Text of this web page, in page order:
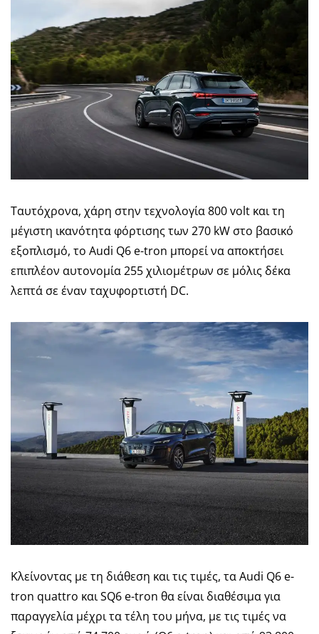
Ταυτόχρονα, χάρη στην τεχνολογία 800 volt και τη
μέγιστη ικανότητα φόρτισης των 270 kW στο βασικό
εξοπλισμό, το Audi Q6 e-tron μπορεί να αποκτήσει
επιπλέον αυτονομία 255 χιλιομέτρων σε μόλις δέκα
λεπτά σε έναν ταχυφορτιστή DC.
Κλείνοντας με τη διάθεση και τις τιμές, τα Audi Q6 e-
tron quattro και SQ6 e-tron θα είναι διαθέσιμα για
παραγγελία μέχρι τα τέλη του μήνα, με τις τιμές να